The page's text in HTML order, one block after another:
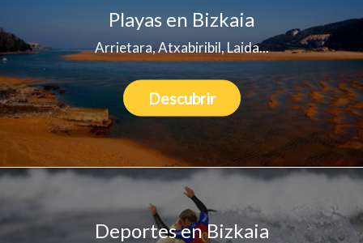
Playas en Bizkaia
Arrietara, Atxabiribil, Laida...
Descubrir
Deportes en Bizkaia